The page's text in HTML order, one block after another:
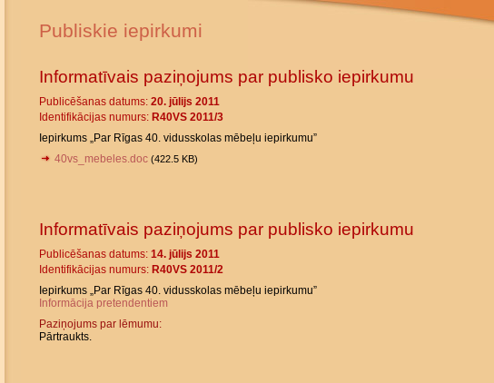
Publiskie iepirkumi
Informatīvais paziņojums par publisko iepirkumu
Publicēšanas datums: 20. jūlijs 2011
Identifikācijas numurs: R40VS 2011/3
Iepirkums „Par Rīgas 40. vidusskolas mēbeļu iepirkumu”
40vs_mebeles.doc (422.5 KB)
Informatīvais paziņojums par publisko iepirkumu
Publicēšanas datums: 14. jūlijs 2011
Identifikācijas numurs: R40VS 2011/2
Iepirkums „Par Rīgas 40. vidusskolas mēbeļu iepirkumu”
Informācija pretendentiem
Paziņojums par lēmumu:
Pārtraukts.